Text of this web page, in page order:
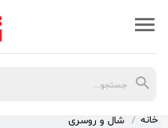
خانه شال و روسری